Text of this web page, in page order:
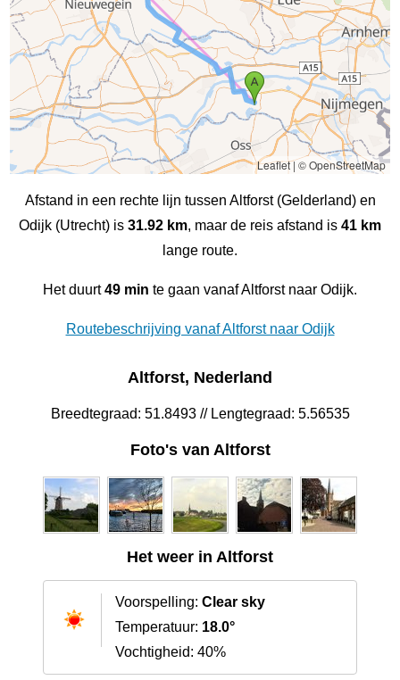
Leaflet|© OpenStreetMap
Afstand in een rechte lijn tussen Altforst (Gelderland) en
Odijk (Utrecht) is 31.92 km, maar de reis afstand is 41 km
lange route.
Het duurt49 min te gaan vanaf Altforst naar Odijk.
Routebeschrijving vanaf Altforst naar Odijk
Altforst, Nederland
Breedtegraad: 51.8493 // Lengtegraad: 5.56535
Foto's van Altforst
Het weer in Altforst
Voorspelling: Clear sky
Temperatuur: 18.0°
Vochtigheid: 40%